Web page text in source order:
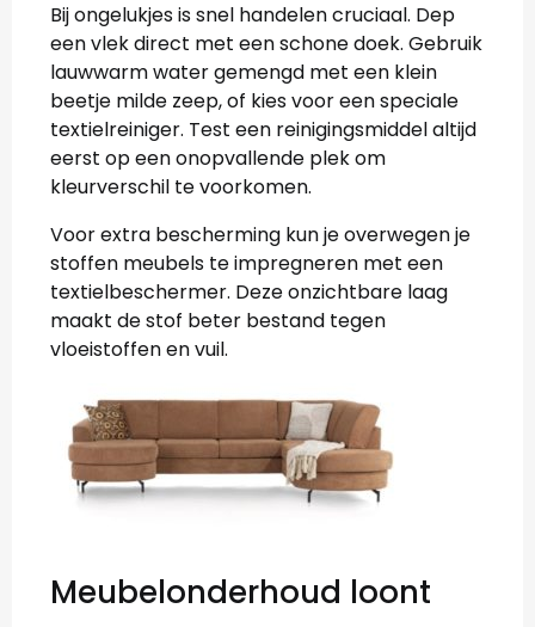
Bij ongelukjes is snel handelen cruciaal. Dep
een vlek direct met een schone doek. Gebruik
lauwwarm water gemengd met een klein
beetje milde zeep, of kies voor een speciale
textielreiniger. Test een reinigingsmiddel altijd
eerst op een onopvallende plek om
kleurverschil te voorkomen.
Voor extra bescherming kun je overwegen je
stoffen meubels te impregneren met een
textielbeschermer. Deze onzichtbare laag
maakt de stof beter bestand tegen
vloeistoffen en vuil.
Meubelonderhoud loont